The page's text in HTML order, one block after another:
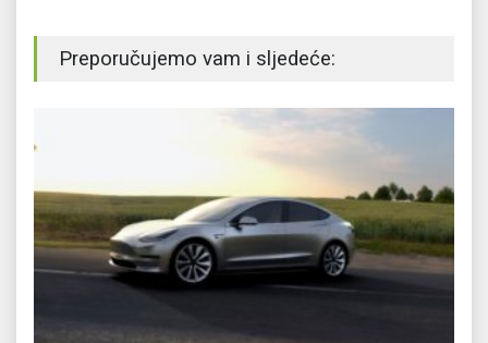
Preporučujemo vam i sljedeće: